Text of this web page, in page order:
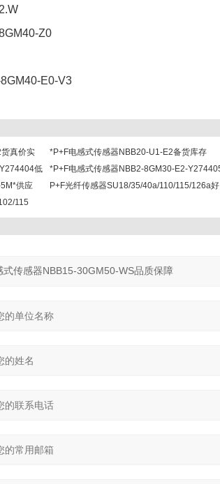
Z0
E0-V3
真价实
*P+F电感式传感器NBB20-U1-E2备货库存
低
*P+F电感式传感器NBB2-8GM30-E2-
供应
P+F光纤传感器SU18/35/40a/110/115/126a好
115